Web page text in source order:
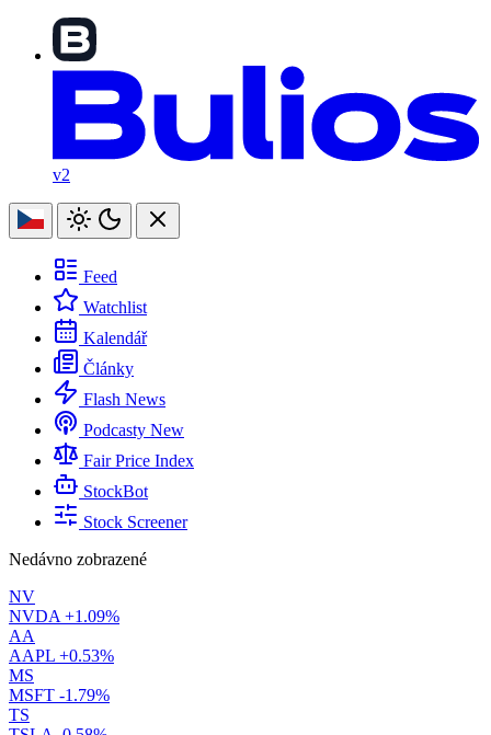
v2
Feed
Watchlist
Kalendář
Články
Flash News
Podcasty New
Fair Price Index
StockBot
Stock Screener
Nedávno zobrazené
NV
NVDA +1.09%
AA
AAPL +0.53%
MS
MSFT -1.79%
TS